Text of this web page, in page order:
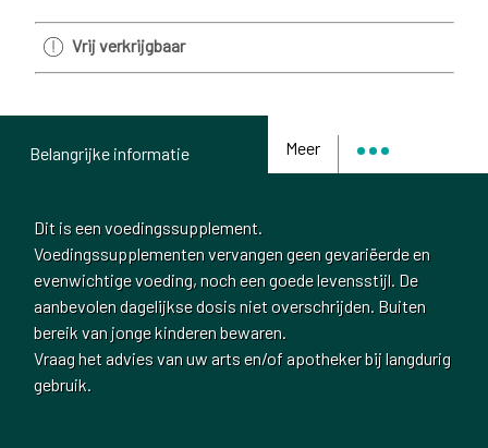
Vrij verkrijgbaar
Meer
Belangrijke informatie
Dit is een voedingssupplement.
Voedingssupplementen vervangen geen gevariëerde en
evenwichtige voeding, noch een goede levensstijl. De
aanbevolen dagelijkse dosis niet overschrijden. Buiten
bereik van jonge kinderen bewaren.
Vraag het advies van uw arts en/of apotheker bij langdurig
gebruik.